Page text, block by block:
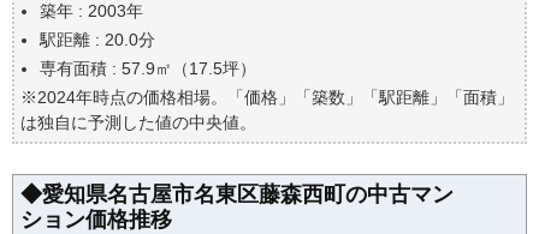
エリアの将来性を人口予想から検討しよう
自分の年収でいくらの不動産が買える？
築年 : 2003年
駅距離 : 20.0分
専有面積 : 57.9㎡（17.5坪）
※2024年時点の価格相場。「価格」「築数」「駅距離」「面積」
は独自に予測した値の中央値。
◆愛知県名古屋市名東区藤森西町の中古マン
ション価格推移